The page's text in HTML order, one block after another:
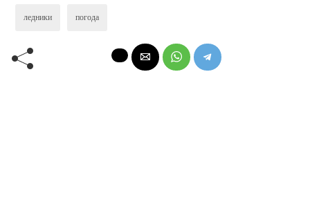
ледники погода